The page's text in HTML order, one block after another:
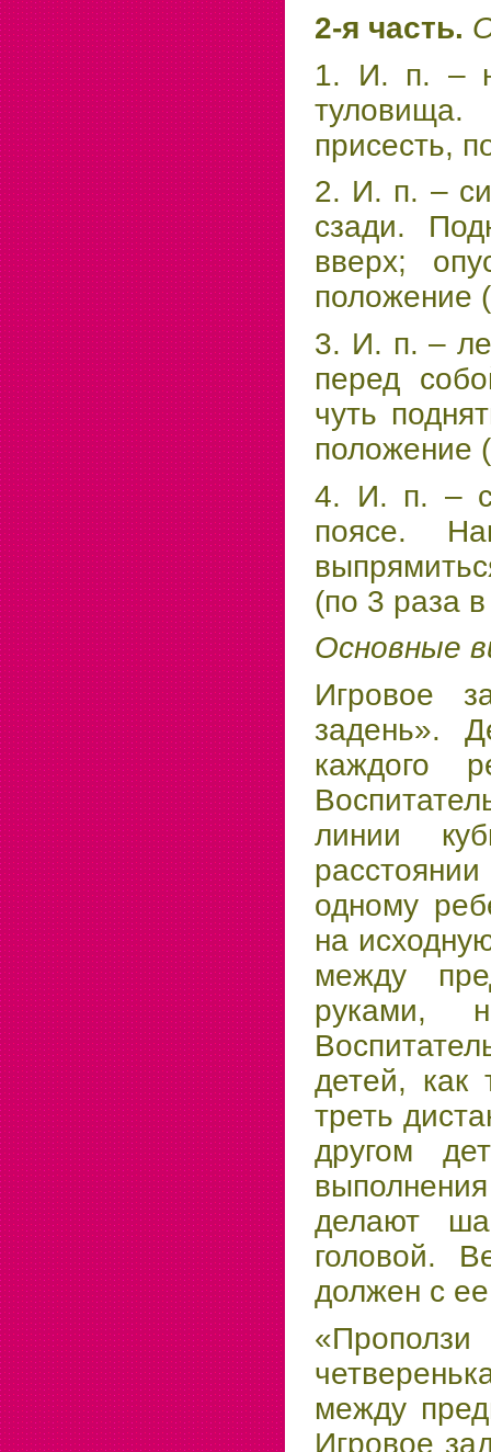
2-я часть.
1. И. п. –
туловища.
присесть,
2. И. п. –
сзади.
вверх;
положение
3. И. п. –
перед
чуть
положение
4. И. п. –
поясе.
(по 3 раза
Основные
Игровое
задень».
каждого
линии
одному
на
между
руками,
детей, как
треть
другом
делают
головой.
должен с
между
Игровое